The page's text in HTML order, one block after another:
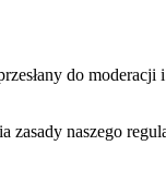
do moderacji
zasady naszego